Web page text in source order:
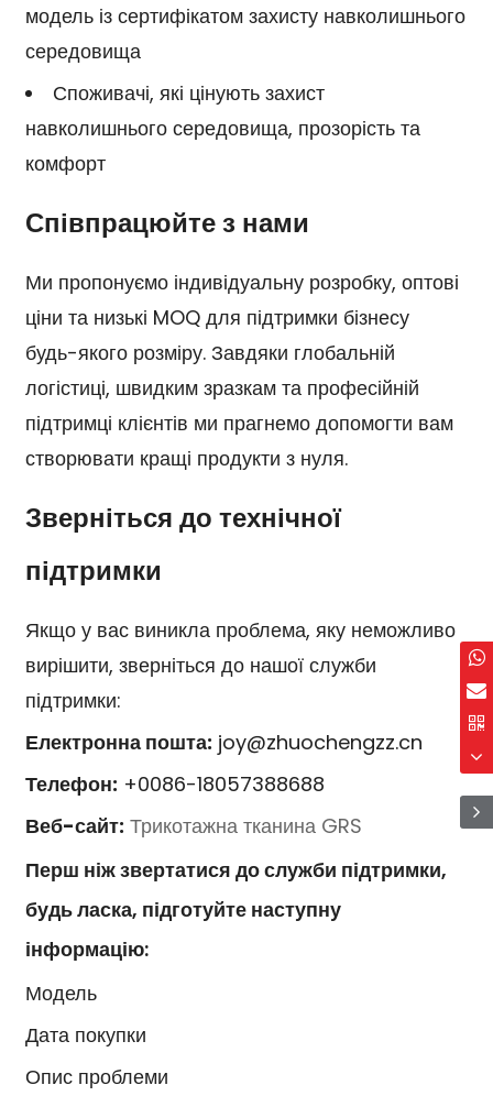
модель із сертифікатом захисту навколишнього
середовища
Споживачі, які цінують захист
навколишнього середовища, прозорість та
комфорт
Співпрацюйте з нами
Ми пропонуємо індивідуальну розробку, оптові
ціни та низькі MOQ для підтримки бізнесу
будь-якого розміру. Завдяки глобальній
логістиці, швидким зразкам та професійній
підтримці клієнтів ми прагнемо допомогти вам
створювати кращі продукти з нуля.
Зверніться до технічної
підтримки
Якщо у вас виникла проблема, яку неможливо
вирішити, зверніться до нашої служби
підтримки:
Електронна пошта: joy@zhuochengzz.cn
Телефон: +0086-18057388688
Веб-сайт: Трикотажна тканина GRS
Перш ніж звертатися до служби підтримки,
будь ласка, підготуйте наступну
інформацію:
Модель
Дата покупки
Опис проблеми